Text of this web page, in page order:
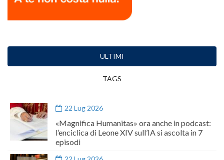
ULTIMI
TAGS
22 Lug 2026
«Magnifica Humanitas» ora anche in podcast:
l’enciclica di Leone XIV sull’IA si ascolta in 7
episodi